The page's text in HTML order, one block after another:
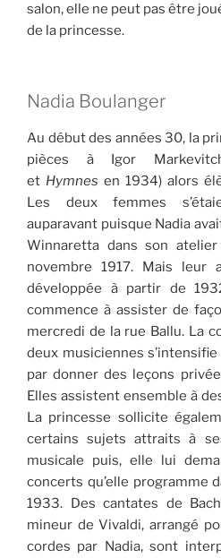
salon, elle ne peut pas être
de la princesse.
Nadia Boulanger
Au début des années 30, la
pièces à Igor
et Hymnes en 1934) alors
Les deux femmes
auparavant puisque Nadia
Winnaretta dans son
novembre 1917. Mais leur
développée à partir de
commence à assister de
mercredi de la rue Ballu. La
deux musiciennes
par donner des leçons
Elles assistent ensemble à
La princesse sollicite
certains sujets attraits à
musicale puis, elle lui
concerts qu’elle programme
1933. Des cantates de
mineur de Vivaldi, arrangé
cordes par Nadia, sont